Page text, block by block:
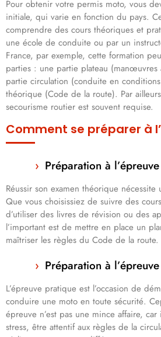
Pour obtenir votre permis moto, vous
initiale, qui varie en fonction du pays.
comprendre des cours théoriques et
une école de conduite ou par un
France, par exemple, cette formation
parties : une partie plateau (manœuvres
partie circulation (conduite en
théorique (Code de la route). Par
secourisme routier est souvent requise.
Comment se préparer à
Préparation à
Réussir son examen théorique
Que vous choisissiez de suivre des
d’utiliser des livres de révision ou des
l’important est de mettre en place un
maîtriser les règles du Code de la route.
Préparation à
L’épreuve pratique est l’occasion de
conduire une moto en toute sécurité.
épreuve n’est pas une mince affaire,
stress, être attentif aux règles de la